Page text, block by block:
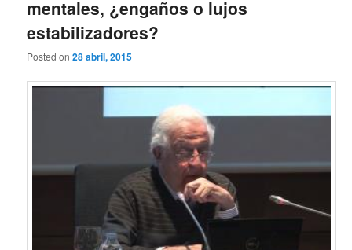
mentales, ¿engaños o lujos
estabilizadores?
Posted on28 abril, 2015